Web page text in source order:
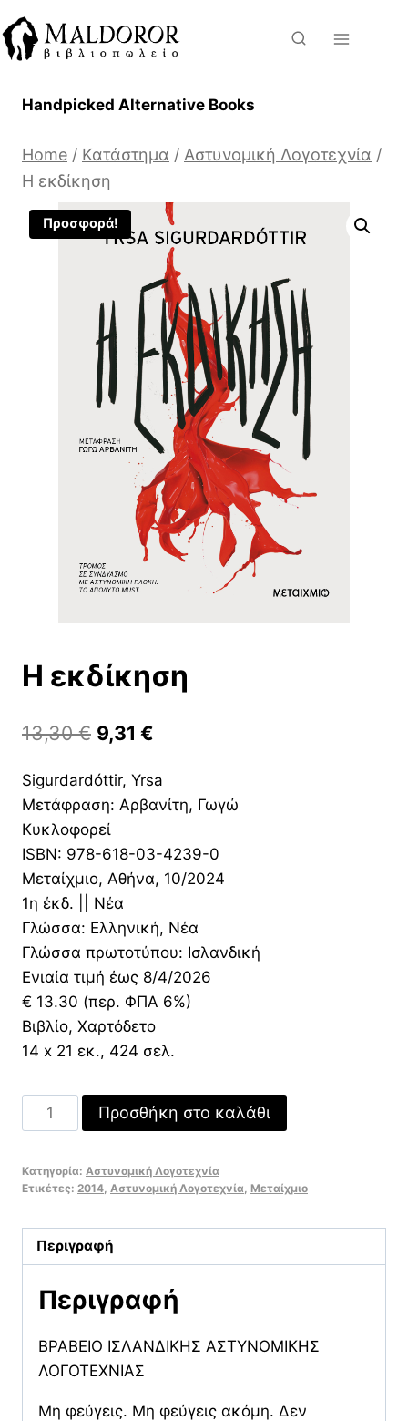
to
content
Handpicked Alternative Books
Home / Κατάστημα / Αστυνομική Λογοτεχνία /
Η εκδίκηση
Προσφορά!
Η εκδίκηση
13,30€ Original
was:
13,30 €.
9,31 €
τιμή
9,31 €.
Sigurdardóttir, Yrsa
Μετάφραση: Αρβανίτη, Γωγώ
Κυκλοφορεί
ISBN: 978-618-03-4239-0
Μεταίχμιο, Αθήνα, 10/2024
1η έκδ. || Νέα
Γλώσσα: Ελληνική, Νέα
Γλώσσα πρωτοτύπου: Ισλανδική
Ενιαία τιμή έως 8/4/2026
€ 13.30 (περ. ΦΠΑ 6%)
Βιβλίο, Χαρτόδετο
14 x 21 εκ., 424 σελ.
εκδίκηση
Προσθήκη στο καλάθι
Κατηγορία: Αστυνομική Λογοτεχνία
Ετικέτες: 2014 Αστυνομική Λογοτεχνία Μεταίχμιο
Περιγραφή
Περιγραφή
ΒΡΑΒΕΙΟ ΙΣΛΑΝΔΙΚΗΣ ΑΣΤΥΝΟΜΙΚΗΣ
ΛΟΓΟΤΕΧΝΙΑΣ
Μη φεύγεις. Μη φεύγεις ακόμη. Δεν